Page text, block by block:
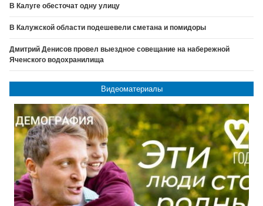
В Калуге обесточат одну улицу
В Калужской области подешевели сметана и помидоры
Дмитрий Денисов провел выездное совещание на набережной
Яченского водохранилища
Видеоматериалы